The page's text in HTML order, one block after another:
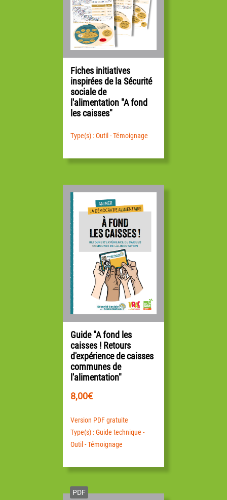
Fiches initiatives
inspirées de la Sécurité
sociale de
l'alimentation "A fond
les caisses"
Type(s) : Outil - Témoignage
Guide "A fond les
caisses ! Retours
d'expérience de caisses
communes de
l'alimentation"
8,00€
Version PDF gratuite
Type(s) : Guide technique -
Outil - Témoignage
PDF